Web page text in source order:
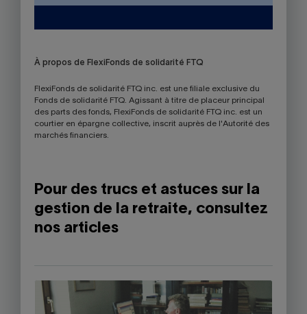
À propos de FlexiFonds de solidarité FTQ
FlexiFonds de solidarité FTQ inc. est une filiale exclusive du
Fonds de solidarité FTQ. Agissant à titre de placeur principal
des parts des fonds, FlexiFonds de solidarité FTQ inc. est un
courtier en épargne collective, inscrit auprès de l'Autorité des
marchés financiers.
Pour des trucs et astuces sur la
gestion de la retraite, consultez
nos articles